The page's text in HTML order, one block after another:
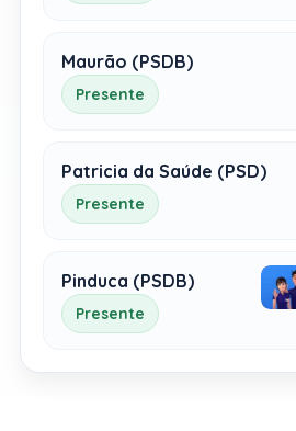
Maurão (PSDB)
Presente
Patricia da Saúde (PSD)
Presente
Pinduca (PSDB)
Presente